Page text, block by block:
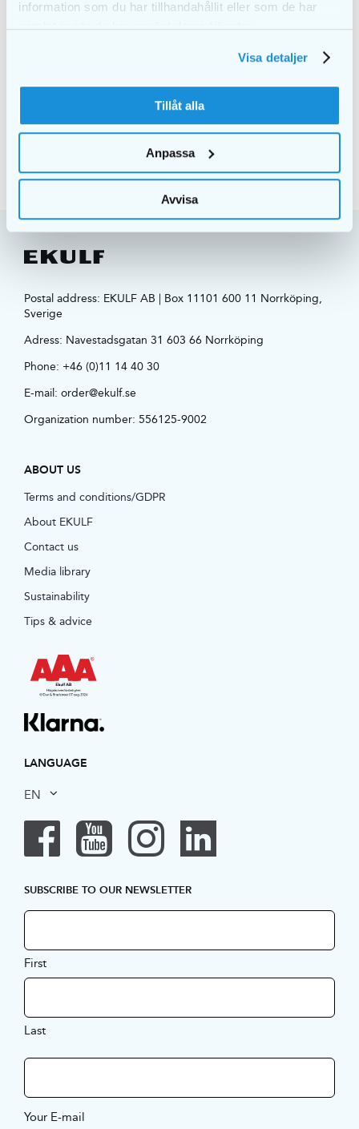
information som du har tillhandahållit eller som de har
samlat in när du har använt deras tjänster.
Visa detaljer
Tillåt alla
Anpassa
Avvisa
EKULF RiserFloss 250
Postal address: EKULF AB | Box 11101 600 11 Norrköping,
Sverige
Adress: Navestadsgatan 31 603 66 Norrköping
Phone: +46 (0)11 14 40 30
E-mail: order@ekulf.se
Organization number: 556125-9002
ABOUT US
Terms and conditions/GDPR
About EKULF
Contact us
Media library
Sustainability
Tips & advice
LANGUAGE
EN
SUBSCRIBE TO OUR NEWSLETTER
First
Last
Your E-mail